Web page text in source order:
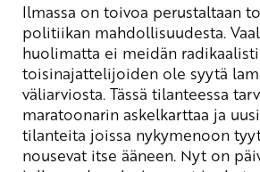
Ilmassa on toivoa perustaltaan
politiikan mahdollisuudesta.
huolimatta ei meidän radikaalisti
toisinajattelijoiden ole syytä
väliarviosta. Tässä tilanteessa
maratoonarin askelkarttaa ja
tilanteita joissa nykymenoon
nousevat itse ääneen. Nyt on